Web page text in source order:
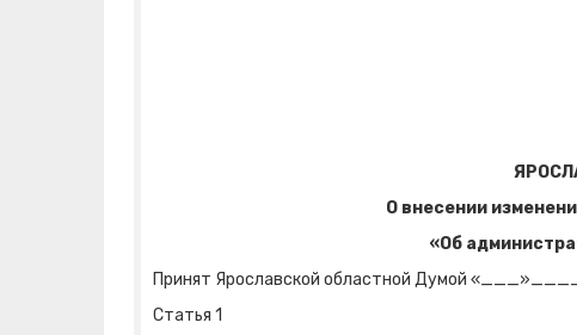
О внесении
«Об
Принят Ярославской областной Думой
Статья 1